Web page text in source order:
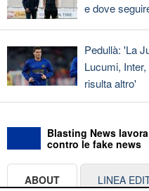
e dove
Pedullà: 'La
Lucumi,
risulta altro'
Blasting News
contro le fake news
ABOUT LINEA